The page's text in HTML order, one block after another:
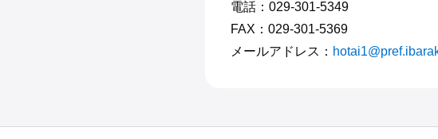
電話：029-301-5349
FAX：029-301-5369
メールアドレス：